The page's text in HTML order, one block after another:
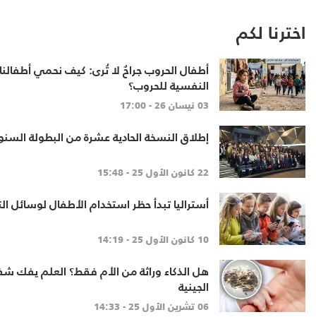
اخترنا لكم
أطفال الحروب جراحٌ لا تُرى: كيف نحمي أطفالنا
النفسية للحروب؟
03 نيسان 26 - 17:00
إطلاق النسخة الحادية عشرة من البطولة
22 كانون الأول 25 - 15:48
أستراليا تبدأ حظر استخدام الأطفال لوسائل
10 كانون الأول 25 - 14:19
هل الذكاء وراثة من الأم فقط؟ العلم يفك
الجينية
06 تشرين الأول 25 - 14:33